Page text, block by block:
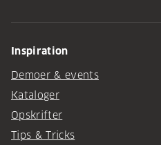
Inspiration
Demoer & events
Kataloger
Opskrifter
Tips & Tricks